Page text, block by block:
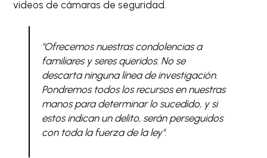
videos de cámaras de seguridad.
"Ofrecemos nuestras condolencias a
familiares y seres queridos. No se
descarta ninguna línea de investigación.
Pondremos todos los recursos en nuestras
manos para determinar lo sucedido, y si
estos indican un delito, serán perseguidos
con toda la fuerza de la ley".